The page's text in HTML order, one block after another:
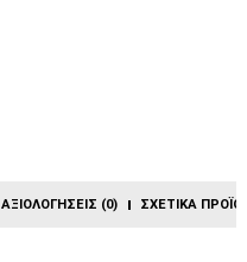
ΑΞΙΟΛΟΓΉΣΕΙΣ (0) ΣΧΕΤΙΚΆ